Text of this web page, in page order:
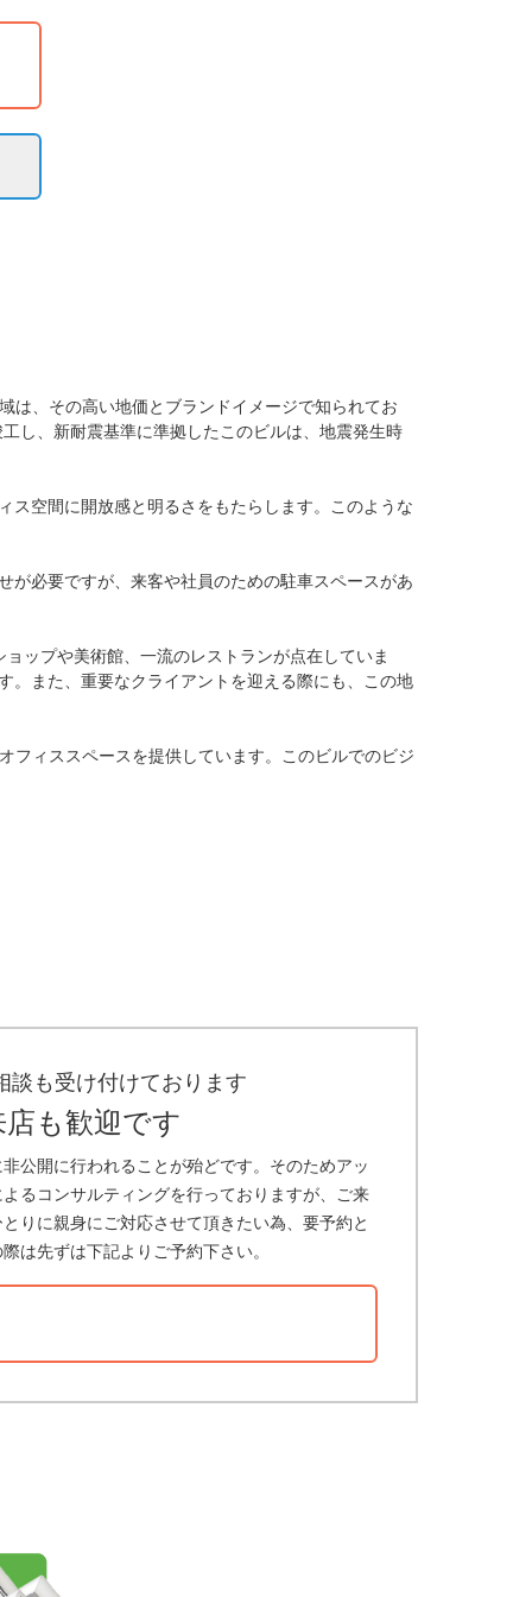
は、その高い地価とブランドイメージで知られてお
し、新耐震基準に準拠したこのビルは、地震発生時
ス空間に開放感と明るさをもたらします。このような
が必要ですが、来客や社員のための駐車スペースがあ
ップや美術館、一流のレストランが点在していま
。また、重要なクライアントを迎える際にも、この地
フィススペースを提供しています。このビルでのビジ
談も受け付けております
店も歓迎です
公開に行われることが殆どです。そのためアッ
るコンサルティングを行っておりますが、ご来
りに親身にご対応させて頂きたい為、要予約と
は先ずは下記よりご予約下さい。